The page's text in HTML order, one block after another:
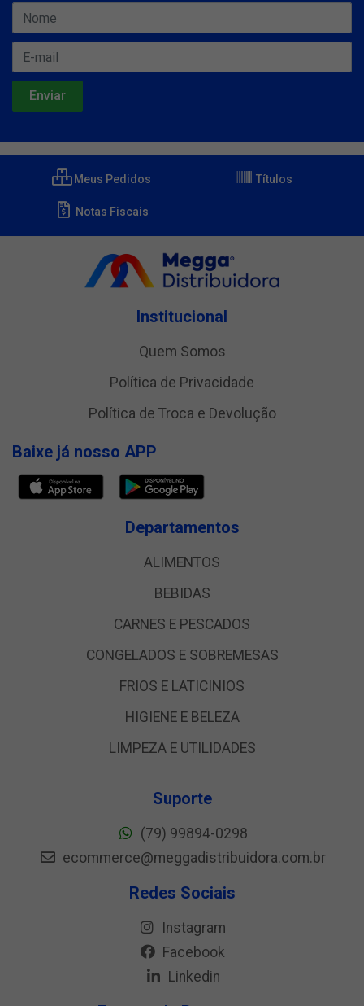
Meus Pedidos Títulos
Notas Fiscais
Institucional
Quem Somos
Política de Privacidade
Política de Troca e Devolução
Baixe já nosso APP
Departamentos
ALIMENTOS
BEBIDAS
CARNES E PESCADOS
CONGELADOS E SOBREMESAS
FRIOS E LATICINIOS
HIGIENE E BELEZA
LIMPEZA E UTILIDADES
Suporte
(79) 99894-0298
ecommerce@meggadistribuidora.com.br
Redes Sociais
Instagram
Facebook
Linkedin